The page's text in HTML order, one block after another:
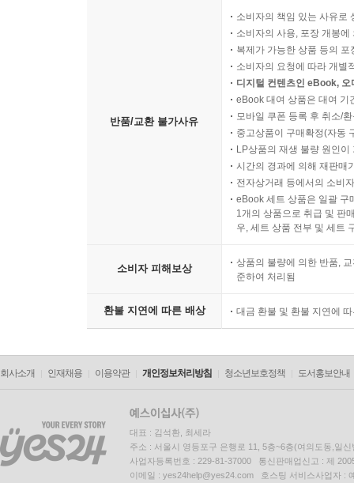
반품/교환 불가사유
소비자의 책임 있는 사유로
소비자의 사용, 포장 개봉
복제가 가능한 상품 등의
소비자의 요청에 따라 개별
디지털 컨텐츠인 eBook,
eBook 대여 상품은 대여 기
모바일 쿠폰 등록 후 취소/
중고상품이 구매확정(자동
LP상품의 재생 불량 원인
시간의 경과에 의해 재판매
전자상거래 등에서의 소비
eBook 세트 상품은 일괄 구
1개의 상품으로 취급 및 판
우, 세트 상품 전부 및 세트
소비자 피해보상
상품의 불량에 의한 반품,
준하여 처리됨
환불 지연에 따른 배상 대금 환불 및 환불 지연에
회사소개 인재채용 이용약관 개인정보처리방침 청소년보호정책 도서홍보안내
대표 : 김석환, 최세라
주소 : 서울시 영등포구 은행로 11, 5층~6층(여의도동,일신
사업자등록번호 : 229-81-37000 통신판매업신고 : 제
이메일 : yes24help@yes24.com 호스팅 서비스사업자 :